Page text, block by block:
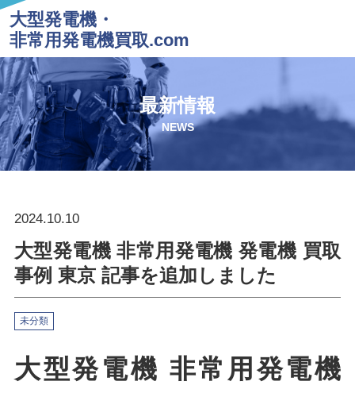
大型発電機・
非常用発電機買取.com
最新情報
NEWS
2024.10.10
大型発電機 非常用発電機 発電機 買取
事例 東京 記事を追加しました
未分類
大型発電機 非常用発電機